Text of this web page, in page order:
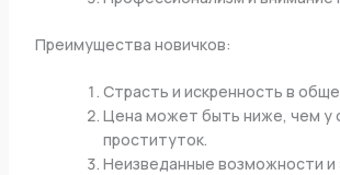
Преимущества новичков:
Страсть и искренность в
Цена может быть ниже, чем у
проституток.
Неизведанные возможности и